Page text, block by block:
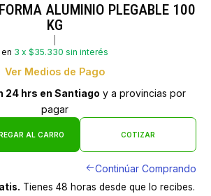
ALUMINIO PLEGABLE 100
KG
en 3 x $35.330 sin interés
Ver Medios de Pago
24 hrs en Santiago y a provincias por
pagar
AL CARRO COTIZAR
Continúar Comprando
Tienes 48 horas desde que lo recibes.